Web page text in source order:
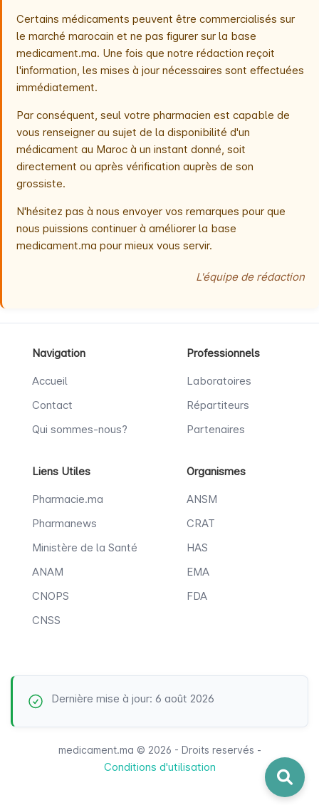
Certains médicaments peuvent être commercialisés sur
le marché marocain et ne pas figurer sur la base
medicament.ma. Une fois que notre rédaction reçoit
l'information, les mises à jour nécessaires sont effectuées
immédiatement.
Par conséquent, seul votre pharmacien est capable de
vous renseigner au sujet de la disponibilité d'un
médicament au Maroc à un instant donné, soit
directement ou après vérification auprès de son
grossiste.
N'hésitez pas à nous envoyer vos remarques pour que
nous puissions continuer à améliorer la base
medicament.ma pour mieux vous servir.
L'équipe de rédaction
Navigation
Accueil
Contact
Qui sommes-nous?
Professionnels
Laboratoires
Répartiteurs
Partenaires
Liens Utiles
Pharmacie.ma
Pharmanews
Ministère de la Santé
ANAM
CNOPS
CNSS
Organismes
ANSM
CRAT
HAS
EMA
FDA
Dernière mise à jour: 6 août 2026
medicament.ma © 2026 - Droits reservés -
Conditions d'utilisation